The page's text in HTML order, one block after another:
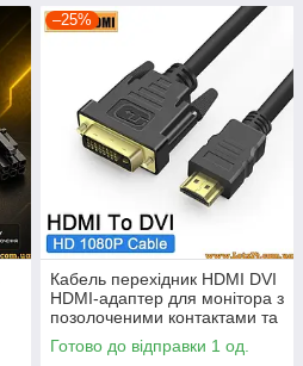
–25%
Кабель перехідник HDMI DVI
HDMI-адаптер для монітора з
позолоченими контактами та
екранувальним обплетенням
Готово до відправки 1 од.